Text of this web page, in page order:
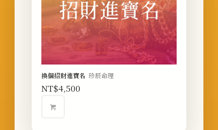
換個招財進寶名 珍辰命理
NT$4,500